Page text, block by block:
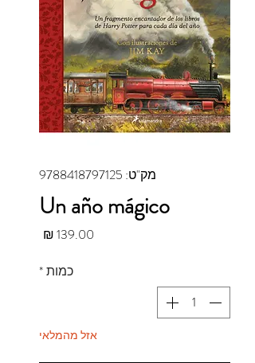
מק"ט: 9788418797125
Un año mágico
כמות*
אזל מהמלאי